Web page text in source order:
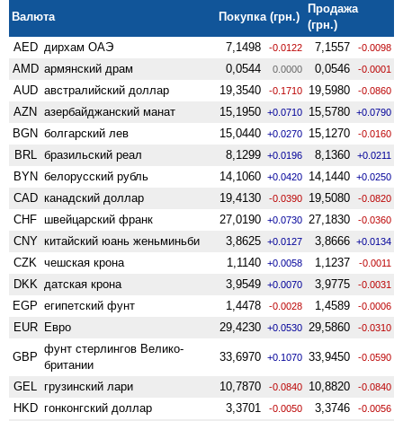
Валюта Покупка (грн.)
Продажа
(грн.)
AED дирхам ОАЭ 7,1498 -0.0122 7,1557 -0.0098
AMD армянский драм 0,0544 0.0000 0,0546 -0.0001
AUD австралийский доллар 19,3540 -0.1710 19,5980 -0.0860
AZN азербайджанский манат 15,1950 +0.0710 15,5780 +0.0790
BGN болгарский лев 15,0440 +0.0270 15,1270 -0.0160
BRL бразильский реал 8,1299 +0.0196 8,1360 +0.0211
BYN белорусский рубль 14,1060 +0.0420 14,1440 +0.0250
CAD канадский доллар 19,4130 -0.0390 19,5080 -0.0820
CHF швейцарский франк 27,0190 +0.0730 27,1830 -0.0360
CNY китайский юань женьминьби 3,8625 +0.0127 3,8666 +0.0134
CZK чешская крона 1,1140 +0.0058 1,1237 -0.0011
DKK датская крона 3,9549 +0.0070 3,9775 -0.0031
EGP египетский фунт 1,4478 -0.0028 1,4589 -0.0006
EUR Евро 29,4230 +0.0530 29,5860 -0.0310
GBP
фунт стерлингов Велико­
британии
33,6970 +0.1070 33,9450 -0.0590
GEL грузинский лари 10,7870 -0.0840 10,8820 -0.0840
HKD гонконгский доллар 3,3701 -0.0050 3,3746 -0.0056